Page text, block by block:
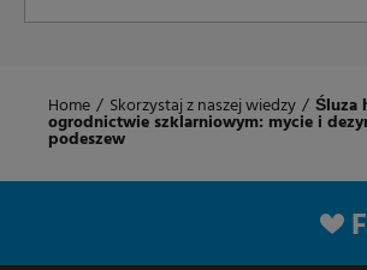
Home / Skorzystaj z naszej wiedzy / Śluza
ogrodnictwie szklarniowym: mycie i
podeszew